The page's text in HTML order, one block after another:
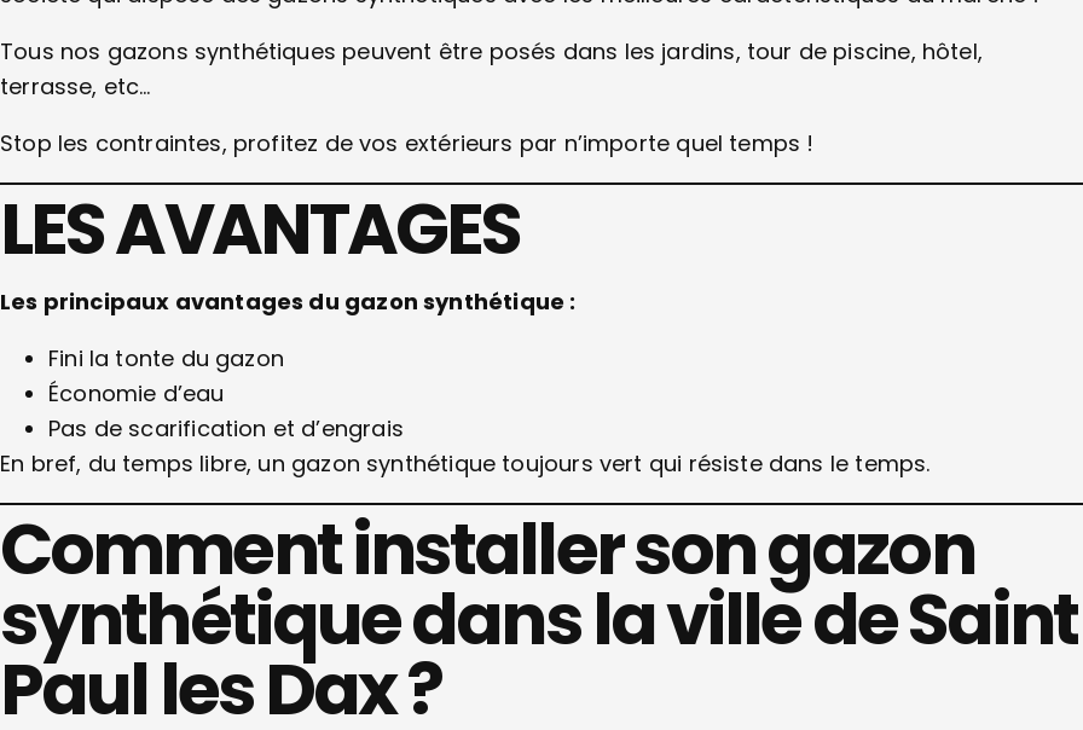
Tous nos gazons synthétiques peuvent être posés dans les jardins, tour de piscine, hôtel,
terrasse, etc…
Stop les contraintes, profitez de vos extérieurs par n’importe quel temps !
LES AVANTAGES
Les principaux avantages du gazonsynthétique :
Fini la tonte du gazon
Économie d’eau
Pas de scarification et d’engrais
En bref, du temps libre, un gazon synthétique toujours vert qui résiste dans le temps.
Comment installer son gazon
synthétique dans la ville de Saint
Paul les Dax ?